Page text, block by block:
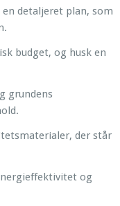
detaljeret plan, som
budget, og husk en
grundens
der står
og